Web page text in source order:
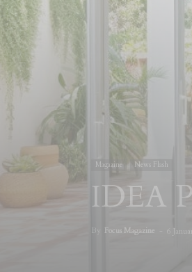
Magazine News Flash
IDEA
By Focus Magazine 6